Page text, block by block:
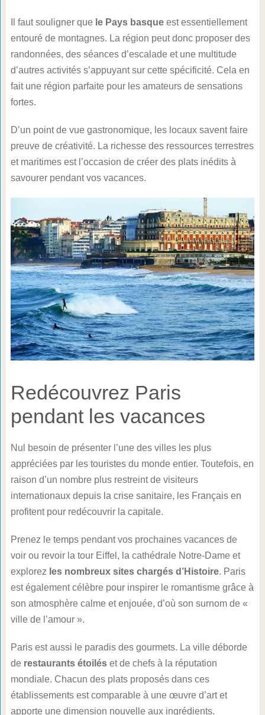
Il faut souligner quele Pays basqueest essentiellement
entouré de montagnes. La région peut donc proposer des
randonnées, des séances d’escalade et une multitude
d’autres activités s’appuyant sur cette spécificité. Cela en
fait une région parfaite pour les amateurs de sensations
fortes.
D’un point de vue gastronomique, les locaux savent faire
preuve de créativité. La richesse des ressources terrestres
et maritimes est l’occasion de créer des plats inédits à
savourer pendant vos vacances.
Redécouvrez Paris
pendant les vacances
Nul besoin de présenter l’une des villes les plus
appréciées par les touristes du monde entier. Toutefois, en
raison d’un nombre plus restreint de visiteurs
internationaux depuis la crise sanitaire, les Français en
profitent pour redécouvrir la capitale.
Prenez le temps pendant vos prochaines vacances de
voir ou revoir la tour Eiffel, la cathédrale Notre-Dame et
explorez les nombreux sites chargés d’Histoire. Paris
est également célèbre pour inspirer le romantisme grâce à
son atmosphère calme et enjouée, d’où son surnom de «
ville de l’amour ».
Paris est aussi le paradis des gourmets. La ville déborde
de restaurants étoiléset de chefs à la réputation
mondiale. Chacun des plats proposés dans ces
établissements est comparable à une œuvre d’art et
apporte une dimension nouvelle aux ingrédients.